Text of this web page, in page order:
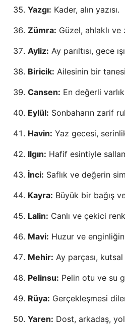
Yazgı: Kader, alın yazısı.
Zümra: Güzel, ahlaklı ve
Ayliz: Ay parıltısı, gece
Biricik: Ailesinin bir
Cansen: En değerli
Eylül: Sonbaharın zarif
Havin: Yaz gecesi,
Ilgın: Hafif esintiyle
İnci: Saflık ve değerin
Kayra: Büyük bir bağış
Lalin: Canlı ve çekici
Mavi: Huzur ve
Mehir: Ay parçası,
Pelinsu: Pelin otu ve su
Rüya: Gerçekleşmesi
Yaren: Dost, arkadaş,